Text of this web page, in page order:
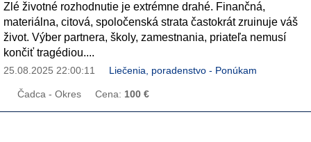
Zlé životné rozhodnutie je extrémne drahé. Finančná,
materiálna, citová, spoločenská strata častokrát zruinuje váš
život. Výber partnera, školy, zamestnania, priateľa nemusí
končiť tragédiou....
25.08.2025 22:00:11 Liečenia, poradenstvo - Ponúkam
Čadca - Okres Cena: 100 €